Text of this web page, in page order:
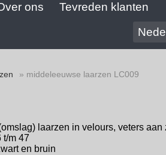
ons
Tevreden klanten
» middeleeuwse laarzen LC009
laarzen in velours, veters aan
t/m 47
en bruin